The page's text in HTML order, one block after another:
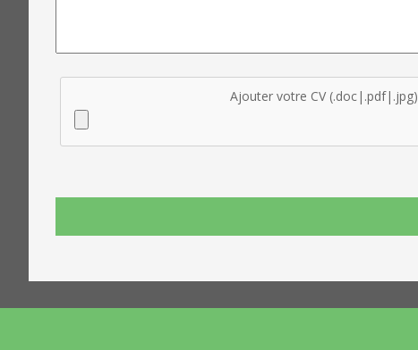
Ajouter votre CV (.doc|.pdf|.jpg)